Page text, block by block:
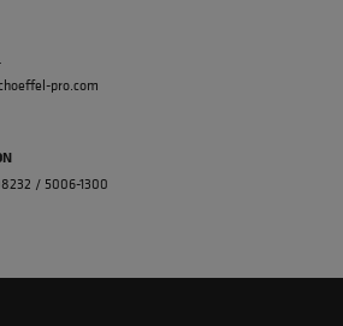
pro.com
/ 5006-1300